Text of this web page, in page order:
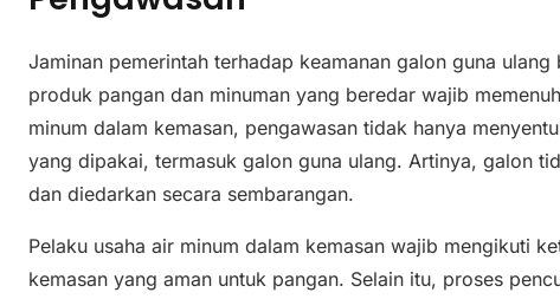
Jaminan pemerintah terhadap keamanan galon guna
produk pangan dan minuman yang beredar wajib
minum dalam kemasan, pengawasan tidak hanya
yang dipakai, termasuk galon guna ulang. Artinya, galon
dan diedarkan secara sembarangan.
Pelaku usaha air minum dalam kemasan wajib mengikuti
kemasan yang aman untuk pangan. Selain itu, proses